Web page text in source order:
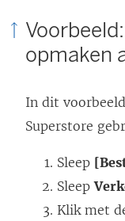
opmaken
In dit
Superstore
Sleep
Sleep
Klik met